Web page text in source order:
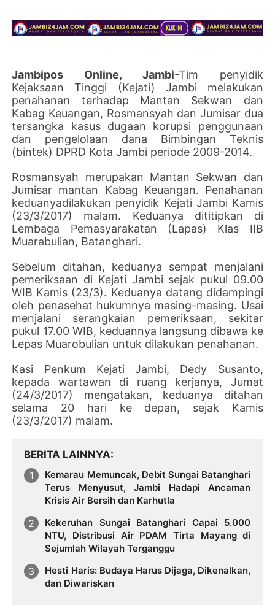
Jambipos Online, Jambi-Tim penyidik
Kejaksaan Tinggi (Kejati) Jambi melakukan
penahanan terhadap Mantan Sekwan dan
Kabag Keuangan, Rosmansyah dan Jumisar dua
tersangka kasus dugaan korupsi penggunaan
dan pengelolaan dana Bimbingan Teknis
(bintek) DPRD Kota Jambi periode 2009-2014.
Rosmansyah merupakan Mantan Sekwan dan
Jumisar mantan Kabag Keuangan. Penahanan
keduanyadilakukan penyidik Kejati Jambi Kamis
(23/3/2017) malam. Keduanya dititipkan di
Lembaga Pemasyarakatan (Lapas) Klas IIB
Muarabulian, Batanghari.
Sebelum ditahan, keduanya sempat menjalani
pemeriksaan di Kejati Jambi sejak pukul 09.00
WIB Kamis (23/3). Keduanya datang didampingi
oleh penasehat hukumnya masing-masing. Usai
menjalani serangkaian pemeriksaan, sekitar
pukul 17.00 WIB, keduannya langsung dibawa ke
Lepas Muarobulian untuk dilakukan penahanan.
Kasi Penkum Kejati Jambi, Dedy Susanto,
kepada wartawan di ruang kerjanya, Jumat
(24/3/2017) mengatakan, keduanya ditahan
selama 20 hari ke depan, sejak Kamis
(23/3/2017) malam.
BERITA LAINNYA
Kemarau Memuncak, Debit Sungai Batanghari
Terus Menyusut, Jambi Hadapi Ancaman
Krisis Air Bersih dan Karhutla
Kekeruhan Sungai Batanghari Capai 5.000
NTU, Distribusi Air PDAM Tirta Mayang di
Sejumlah Wilayah Terganggu
Hesti Haris: Budaya Harus Dijaga, Dikenalkan,
dan Diwariskan